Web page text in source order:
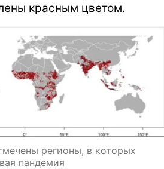
красным цветом.
регионы, в которых
пандемия